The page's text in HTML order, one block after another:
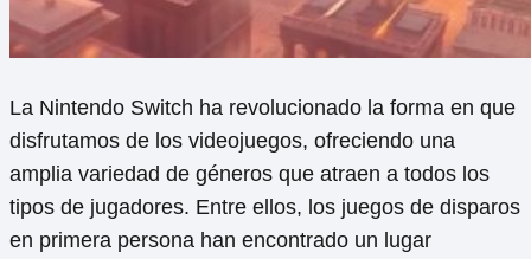
La Nintendo Switch ha revolucionado la forma en que
disfrutamos de los videojuegos, ofreciendo una
amplia variedad de géneros que atraen a todos los
tipos de jugadores. Entre ellos, los juegos de disparos
en primera persona han encontrado un lugar